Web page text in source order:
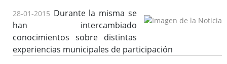
28-01-2015 Durante la misma se
han intercambiado
conocimientos sobre distintas
experiencias municipales de participación